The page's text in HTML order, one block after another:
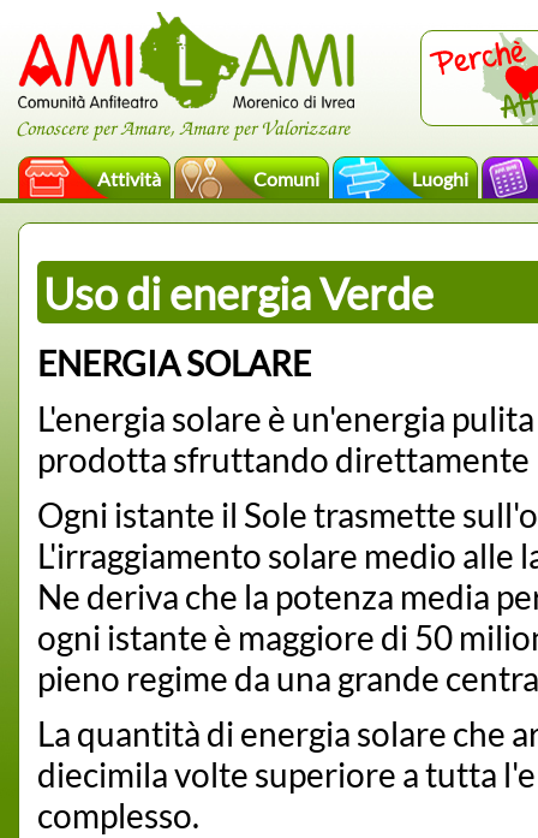
Conoscere per Amare, Amare per Valorizzare
Attività Comuni Luoghi
Uso di energia Verde
ENERGIA SOLARE
L'energia solare è un'energia
prodotta sfruttando direttamente
Ogni istante il Sole trasmette
L'irraggiamento solare medio
Ne deriva che la potenza media
ogni istante è maggiore di 50
pieno regime da una grande
La quantità di energia solare che
diecimila volte superiore a tutta
complesso.